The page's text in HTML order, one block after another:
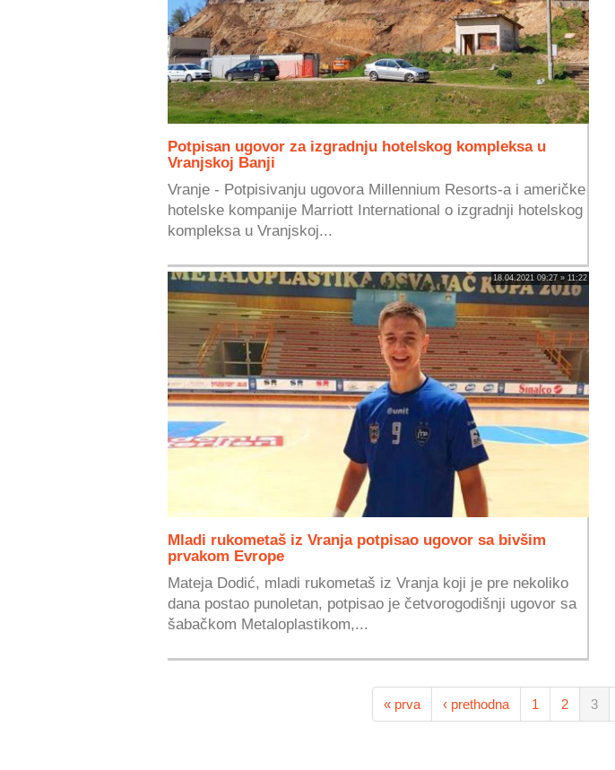
Potpisan ugovor za izgradnju hotelskog kompleksa u
Vranjskoj Banji
Vranje - Potpisivanju ugovora Millennium Resorts-a i američke
hotelske kompanije Marriott International o izgradnji hotelskog
kompleksa u Vranjskoj...
18.04.2021 09:27 » 11:22
Mladi rukometaš iz Vranja potpisao ugovor sa bivšim
prvakom Evrope
Mateja Dodić, mladi rukometaš iz Vranja koji je pre nekoliko
dana postao punoletan, potpisao je četvorogodišnji ugovor sa
šabačkom Metaloplastikom,...
« prva ‹ prethodna 1 2 3